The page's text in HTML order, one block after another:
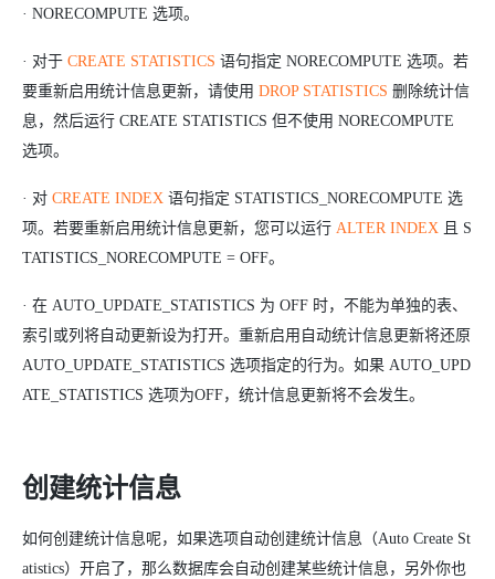
· NORECOMPUTE 选项。
· 对于 CREATE STATISTICS 语句指定 NORECOMPUTE 选项。若
要重新启用统计信息更新，请使用 DROP STATISTICS 删除统计信
息，然后运行 CREATE STATISTICS 但不使用 NORECOMPUTE
选项。
· 对 CREATE INDEX 语句指定 STATISTICS_NORECOMPUTE 选
项。若要重新启用统计信息更新，您可以运行 ALTER INDEX 且 S
TATISTICS_NORECOMPUTE = OFF。
· 在 AUTO_UPDATE_STATISTICS 为 OFF 时，不能为单独的表、
索引或列将自动更新设为打开。重新启用自动统计信息更新将还原
AUTO_UPDATE_STATISTICS 选项指定的行为。如果 AUTO_UPD
ATE_STATISTICS 选项为OFF，统计信息更新将不会发生。
创建统计信息
如何创建统计信息呢，如果选项自动创建统计信息（Auto Create St
atistics）开启了，那么数据库会自动创建某些统计信息，另外你也